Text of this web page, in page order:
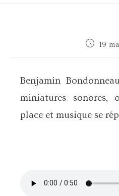
19
Benjamin
miniatures sonores,
place et musique se